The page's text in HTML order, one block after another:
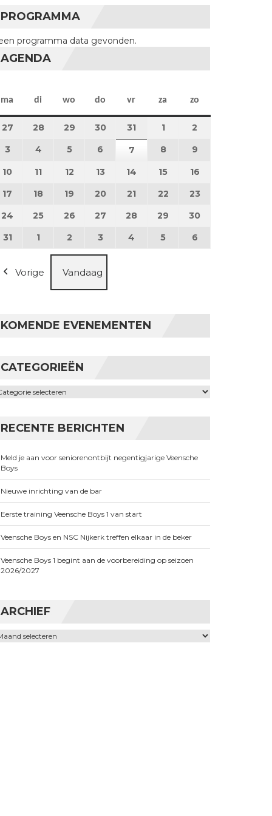
PROGRAMMA
programma data gevonden.
AGENDA
ma maandag
di dinsdag
wo woensdag
do donderdag
vr vrijdag
za zaterdag
zo
27 27 juli 2026
28 28 juli 2026
29 29 juli 2026
3030 juli 2026
31 31 juli 2026
11 augustus 2026
2
3 3 augustus 2026
4 4 augustus 2026
55 augustus 2026
6 6 augustus 2026
7 7 augustus 2026
8 8 augustus 2026
9
10 10 augustus 2026
11 11 augustus 2026
12 12 augustus 2026
13 13 augustus 2026
14 14 augustus 2026
15 15 augustus 2026
16
17 17 augustus 2026
18 18 augustus 2026
19 19 augustus 2026
20 20 augustus 2026
21 21 augustus 2026
22 22 augustus 2026
23
24 24 augustus 2026
25 25 augustus 2026
26 26 augustus 2026
27 27 augustus 2026
28 28 augustus 2026
29 29 augustus 2026
30
3131 augustus 2026
1 1 september 2026
2 2 september 2026
3 3 september 2026
4 4 september 2026
5 5 september 2026
6
Vorige Vandaag
KOMENDE EVENEMENTEN
CATEGORIEËN
RECENTE BERICHTEN
Meld je aan voor seniorenontbijt negentigjarige Veensche
Boys
Nieuwe inrichting van de bar
Eerste training Veensche Boys 1 van start
Veensche Boys en NSC Nijkerk treffen elkaar in de beker
Veensche Boys 1 begint aan de voorbereiding op seizoen
2026/2027
ARCHIEF